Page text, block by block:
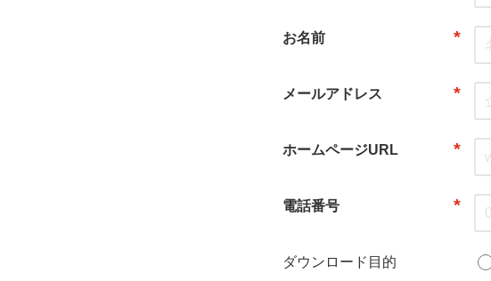
*
お名前
*
メールアドレス
*
ホームページURL
*
電話番号
ダウンロード目的